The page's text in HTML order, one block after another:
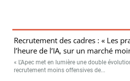
Recrutement des cadres : « Les
l’heure de l’IA, sur un marché
« L’Apec met en lumière une double
recrutement moins offensives de...